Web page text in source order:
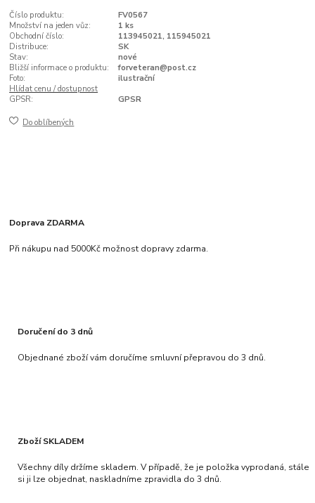
Číslo produktu:
FV0567
Množství na jeden vůz:
1 ks
Obchodní číslo:
113945021, 115945021
Distribuce:
SK
Stav:
nové
Bližší informace o produktu:
forveteran@post.cz
Foto:
ilustrační
Hlídat cenu / dostupnost
GPSR:
GPSR
Do oblíbených
Doprava ZDARMA
Při nákupu nad 5000Kč možnost dopravy zdarma.
Doručení do 3 dnů
Objednané zboží vám doručíme smluvní přepravou do 3 dnů.
Zboží SKLADEM
Všechny díly držíme skladem. V případě, že je položka vyprodaná, stále
si ji lze objednat, naskladníme zpravidla do 3 dnů.